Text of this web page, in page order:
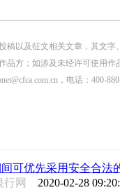
稿以及征文相关文章，其文字
品方；如涉及未经许可使用作
，电话：400-
可优先采用安全合法
行网 2020-02-28